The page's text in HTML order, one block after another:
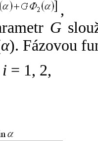
,
G
α). Fázovou
i = 1, 2,